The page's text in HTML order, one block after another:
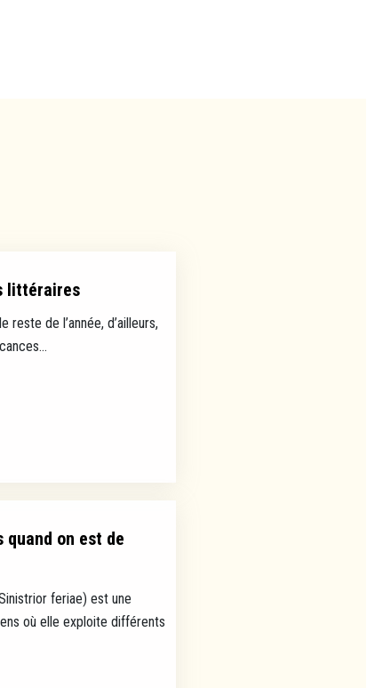
littéraires
reste de l’année, d’ailleurs,
quand on est de
feriae) est une
où elle exploite différents